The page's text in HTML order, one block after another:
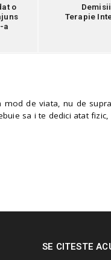
o
a
Terapie
mod de viata, nu de
sa i te dedici atat
SE CITESTE